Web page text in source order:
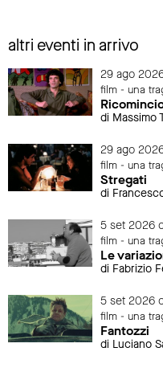
altri eventi in arrivo
29 ago
film - una
di Massimo
29 ago
film - una
Stregati
di
5 set 2026
film - una
Le
di Fabrizio
5 set 2026
film - una
Fantozzi
di Luciano